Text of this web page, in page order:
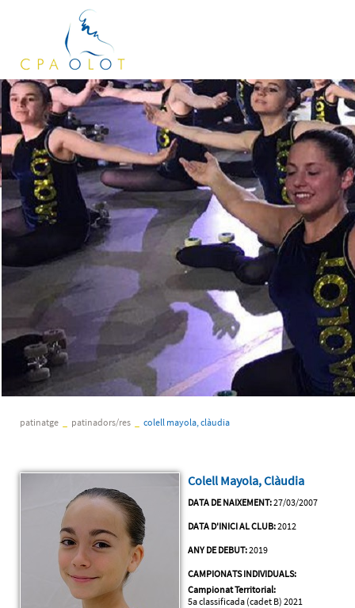
patinatge patinadors/res colell mayola, clàudia
Colell Mayola, Clàudia
DATA DE NAIXEMENT:27/03/2007
DATA D'INICI AL CLUB:2012
ANY DE DEBUT:2019
CAMPIONATS INDIVIDUALS:
Campionat Territorial:
5a classificada (cadet B) 2021